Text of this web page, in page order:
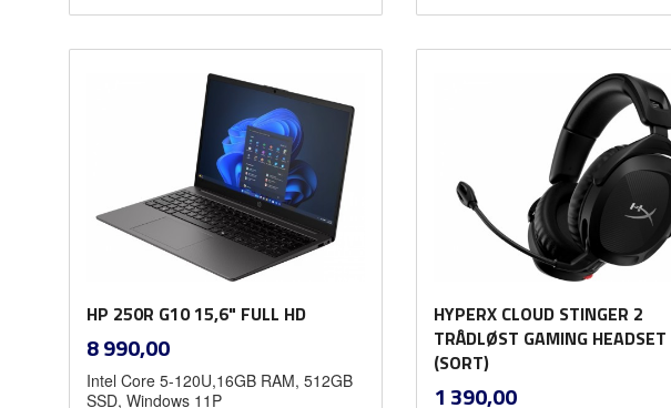
HP 250R G10 15,6" FULL HD
Pris
8 990,00mva.
Intel Core 5-120U,16GB RAM, 512GB
SSD, Windows 11P
HYPERX CLOUD STINGER 2
TRÅDLØST GAMING HEADSET
(SORT)
Pris
1 390,00